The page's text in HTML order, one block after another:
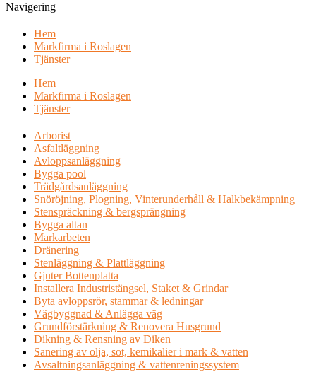
Navigering
Hem
Markfirma i Roslagen
Tjänster
Hem
Markfirma i Roslagen
Tjänster
Arborist
Asfaltläggning
Avloppsanläggning
Bygga pool
Trädgårdsanläggning
Snöröjning, Plogning, Vinterunderhåll & Halkbekämpning
Stenspräckning & bergsprängning
Bygga altan
Markarbeten
Dränering
Stenläggning & Plattläggning
Gjuter Bottenplatta
Installera Industristängsel, Staket & Grindar
Byta avloppsrör, stammar & ledningar
Vägbyggnad & Anlägga väg
Grundförstärkning & Renovera Husgrund
Dikning & Rensning av Diken
Sanering av olja, sot, kemikalier i mark & vatten
Avsaltningsanläggning & vattenreningssystem